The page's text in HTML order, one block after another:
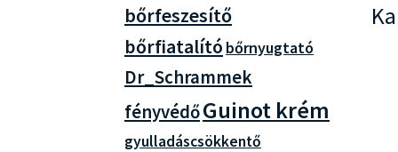
bőrfeszesítő
bőrfiatalító bőrnyugtató
Dr_Schrammek
fényvédőGuinot krém
gyulladáscsökkentő